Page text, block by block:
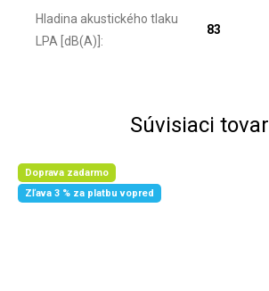
Hladina akustického tlaku
LPA [dB(A)] :
83
Súvisiaci tovar
Doprava zadarmo
Zľava 3 % za platbu vopred